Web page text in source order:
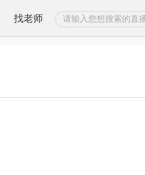
找老师